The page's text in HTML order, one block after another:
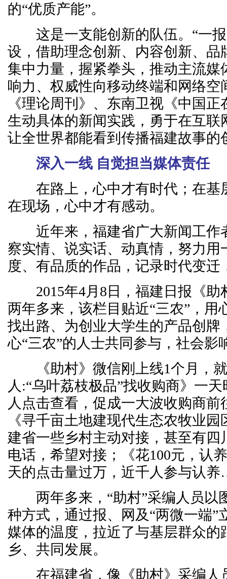
的“优质产能”。
这是一支能创新的队伍。“一报
设，借助理念创新、内容创新、品
集中力量，握紧拳头，推动主流媒
响力、权威性向移动终端和网络空
《理论周刊》、东南卫视《中国
生动具体的新闻实践，勇于在互联
让全世界都能看到传播福建故事的
深入一线 自觉担当媒体责任
在路上，心中才有时代；在基
在现场，心中才有感动。
近年来，福建省广大新闻工作
察实情、说实话、动真情，努力用
度、有品质的作品，记录时代变迁
2015年4月8日，福建日报《助
两年多来，该栏目贴近“三农”，用
找出路、为创业大学生的产品创牌
心“三农”的人士共同参与，社会影
《助村》微信刚上线1个月，就
人:“乌叶荔枝极品”找收购商》一
人点击查看，促成一大波收购商
《寻千亩土地建现代生态农牧业
建省一些乡村主动对接，甚至有四
电话，希望对接；《花100元，认
天的点击量过万，近千人参与认
两年多来，“助村”采编人员以
种方式，通过报、网及“两微一端”
媒体的温度，拉近了与基层群众的
乡、共同发展。
在福建省，像《助村》采编人